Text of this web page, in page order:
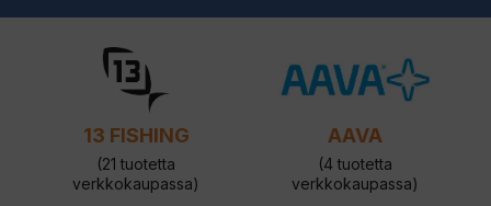
13 FISHING
(21 tuotetta
verkkokaupassa)
AAVA
(4 tuotetta
verkkokaupassa)